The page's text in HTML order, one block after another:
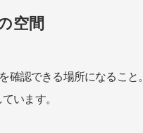
空間
確認できる場所になること。
います。